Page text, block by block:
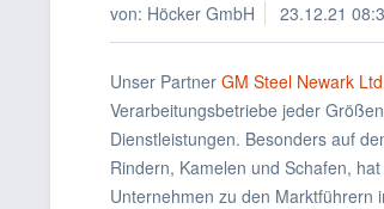
von: Höcker GmbH 23.12.21
Unser Partner GM Steel Newark
Verarbeitungsbetriebe jeder
Dienstleistungen. Besonders auf
Rindern, Kamelen und Schafen,
Unternehmen zu den Marktführern